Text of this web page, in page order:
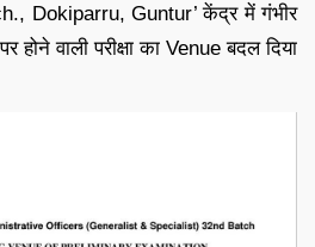
Dokiparru, Guntur’ केंद्र में गंभीर
वाली परीक्षा का Venue बदल दिया